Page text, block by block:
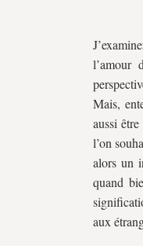
l’amour
Mais,
aussi
l’on
alors un
quand
aux